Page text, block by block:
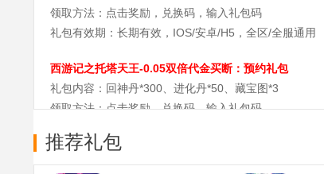
领取方法：点击奖励，兑换码，输入礼包码
礼包有效期：长期有效，IOS/安卓/H5，全区/全服通用
西游记之托塔天王-0.05双倍代金买断：预约礼包
礼包内容：回神丹*300、进化丹*50、藏宝图*3
领取方法：点击奖励，兑换码，输入礼包码
西游记之托塔天王-0.05双倍代金买断：豪华礼包
推荐礼包